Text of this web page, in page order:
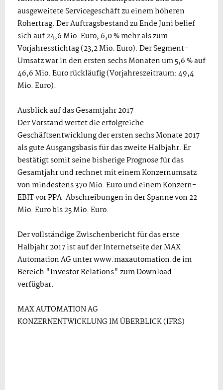
ausgeweitete Servicegeschäft zu einem höheren
Rohertrag. Der Auftragsbestand zu Ende Juni belief
sich auf 24,6 Mio. Euro, 6,0 % mehr als zum
Vorjahresstichtag (23,2 Mio. Euro). Der Segment-
Umsatz war in den ersten sechs Monaten um 5,6 % auf
46,6 Mio. Euro rückläufig (Vorjahreszeitraum: 49,4
Mio. Euro).
Ausblick auf das Gesamtjahr 2017
Der Vorstand wertet die erfolgreiche
Geschäftsentwicklung der ersten sechs Monate 2017
als gute Ausgangsbasis für das zweite Halbjahr. Er
bestätigt somit seine bisherige Prognose für das
Gesamtjahr und rechnet mit einem Konzernumsatz
von mindestens 370 Mio. Euro und einem Konzern-
EBIT vor PPA-Abschreibungen in der Spanne von 22
Mio. Euro bis 25 Mio. Euro.
Der vollständige Zwischenbericht für das erste
Halbjahr 2017 ist auf der Internetseite der MAX
Automation AG unter www.maxautomation.de im
Bereich "Investor Relations" zum Download
verfügbar.
MAX AUTOMATION AG
KONZERNENTWICKLUNG IM ÜBERBLICK (IFRS)